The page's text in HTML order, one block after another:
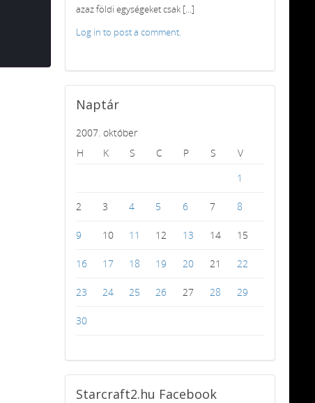
azaz földi egységeket csak [...]
Log in to post a comment.
Naptár
2007. október
H
K S C P S
V
1
2 3 4 5 6 7 8
9 10 11 12 13 14 15
16 17 18 19 20 21 22
23 24 25 26 27 28 29
30
Starcraft2.hu Facebook